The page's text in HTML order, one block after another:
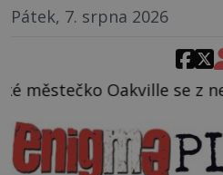
Pátek, 7. srpna 2026
nebe snáší podivná